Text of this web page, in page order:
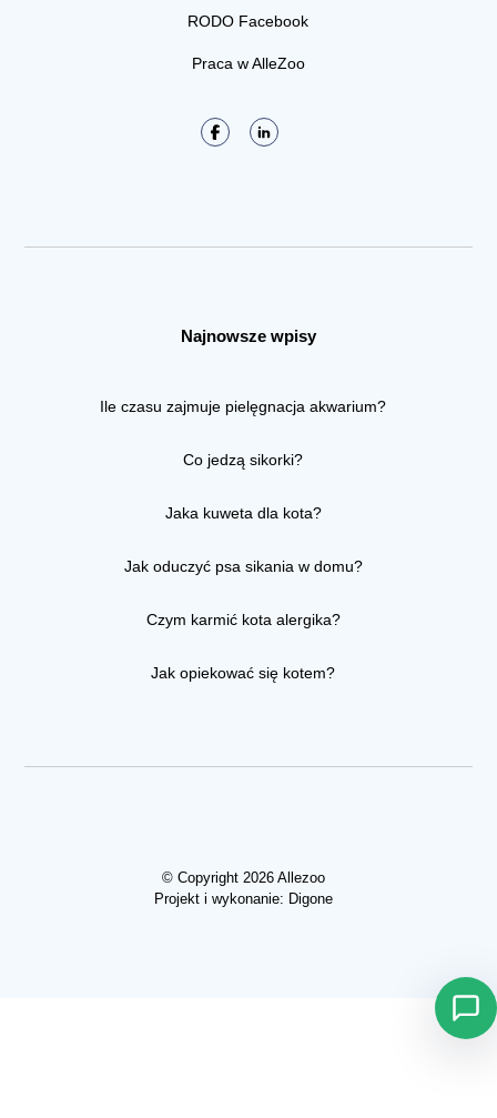
RODO Facebook
Praca w AlleZoo
Najnowsze wpisy
Ile czasu zajmuje pielęgnacja akwarium?
Co jedzą sikorki?
Jaka kuweta dla kota?
Jak oduczyć psa sikania w domu?
Czym karmić kota alergika?
Jak opiekować się kotem?
© Copyright 2026 Allezoo
Projekt i wykonanie: Digone